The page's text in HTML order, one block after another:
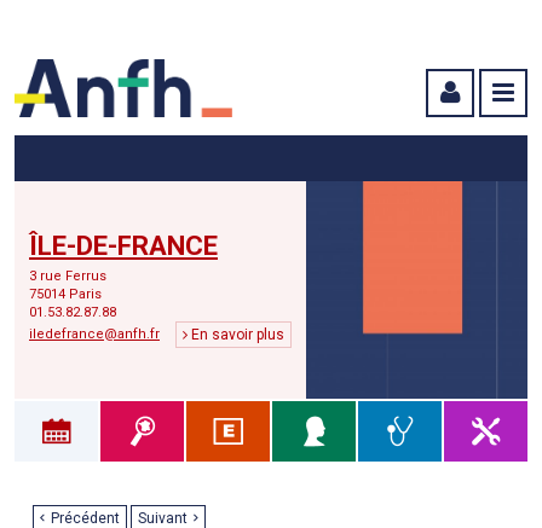
ÎLE-DE-FRANCE
3 rue Ferrus
75014 Paris
01.53.82.87.88
iledefrance@anfh.fr
En savoir plus
Précédent Suivant